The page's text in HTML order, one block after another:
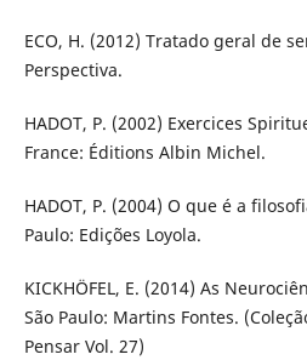
ECO, H. (2012) Tratado geral de
Perspectiva.
HADOT, P. (2002) Exercices
France: Éditions Albin Michel.
HADOT, P. (2004) O que é a
Paulo: Edições Loyola.
KICKHÖFEL, E. (2014) As
São Paulo: Martins Fontes.
Pensar Vol. 27)